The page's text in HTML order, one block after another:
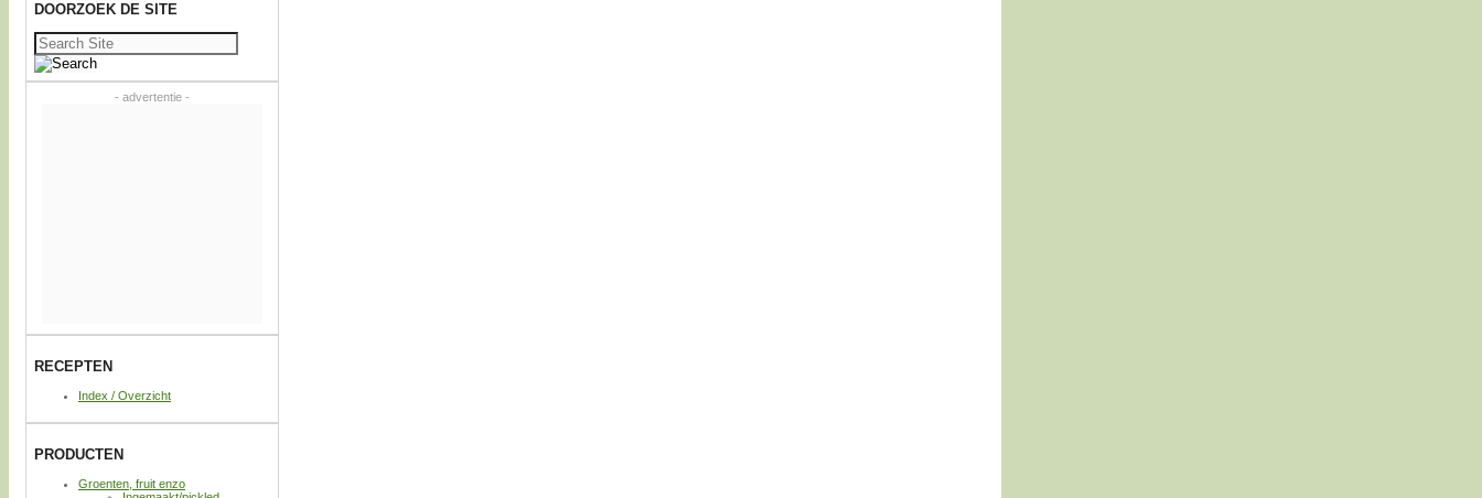
DOORZOEK DE SITE
Zoeken
naar:
- advertentie -
RECEPTEN
Index / Overzicht
PRODUCTEN
Groenten, fruit enzo